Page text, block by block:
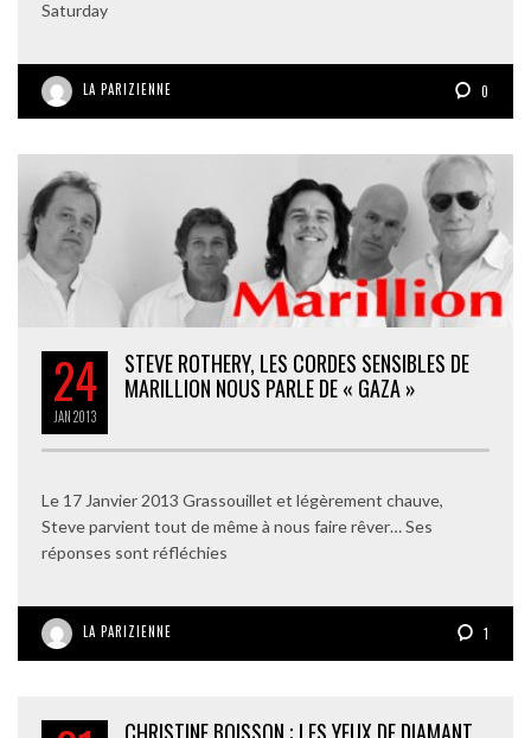
Saturday
LA PARIZIENNE 0
24
JAN2013
STEVE ROTHERY, LES CORDES SENSIBLES DE
MARILLION NOUS PARLE DE « GAZA »
Le 17 Janvier 2013 Grassouillet et légèrement chauve,
Steve parvient tout de même à nous faire rêver… Ses
réponses sont réfléchies
LA PARIZIENNE 1